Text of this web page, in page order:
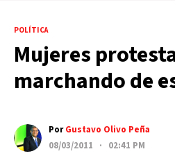
POLÍTICA
Mujeres
marchando de
PorGustavo Olivo Peña
08/03/2011 · 02:41 PM